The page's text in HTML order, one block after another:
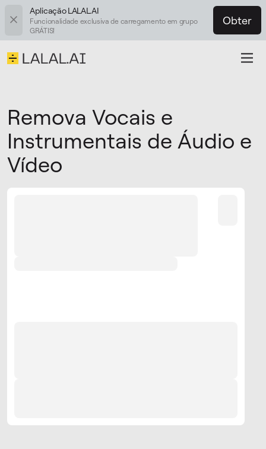
Aplicação LALAL.AI
Funcionalidade exclusiva de carregamento em grupo
GRÁTIS!
Obter
Remova Vocais e
Instrumentais de Áudio e
Vídeo